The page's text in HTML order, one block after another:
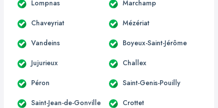
Lompnas Marchamp
Chaveyriat Mézériat
Vandeins Boyeux-Saint-Jérôme
Jujurieux Challex
Péron Saint-Genis-Pouilly
Saint-Jean-de-Gonville Crottet